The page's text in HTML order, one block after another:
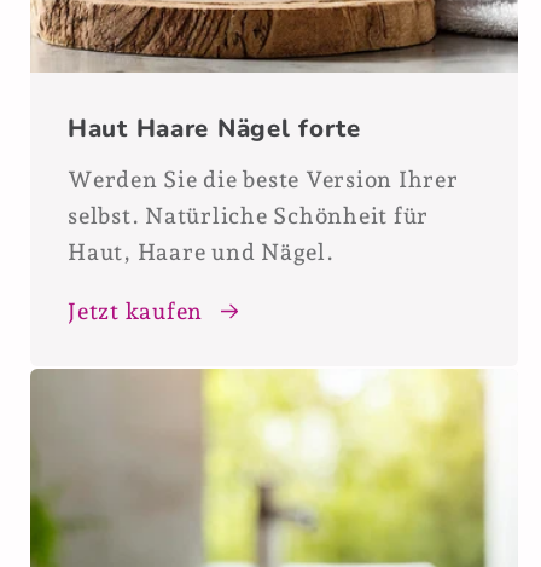
Haut Haare Nägel forte
Werden Sie die beste Version Ihrer
selbst. Natürliche Schönheit für
Haut, Haare und Nägel.
Jetzt kaufen